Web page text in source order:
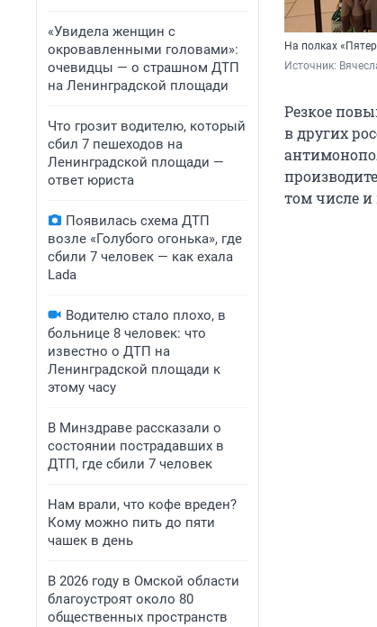
«Увидела женщин с
окровавленными головами»:
очевидцы — о страшном ДТП
на Ленинградской площади
Что грозит водителю, который
сбил 7 пешеходов на
Ленинградской площади —
ответ юриста
Появилась схема ДТП
возле «Голубого огонька», где
сбили 7 человек — как ехала
Lada
Водителю стало плохо, в
больнице 8 человек: что
известно о ДТП на
Ленинградской площади к
этому часу
В Минздраве рассказали о
состоянии пострадавших в
ДТП, где сбили 7 человек
Нам врали, что кофе вреден?
Кому можно пить до пяти
чашек в день
В 2026 году в Омской области
благоустроят около 80
общественных пространств
На полках
Источник:
Резкое
в других
том числе и